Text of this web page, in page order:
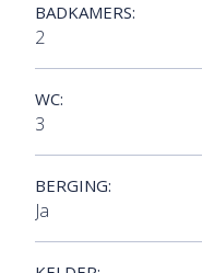
BADKAMERS:
2
WC:
3
BERGING:
Ja